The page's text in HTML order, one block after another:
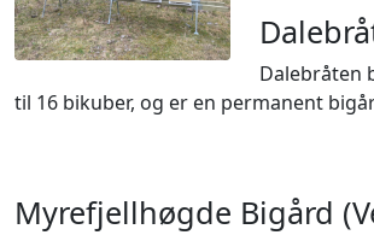
Dalebråten
til 16 bikuber, og er en permanent
Myrefjellhøgde Bigård